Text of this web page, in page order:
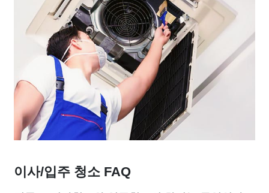
이사/입주 청소 FAQ